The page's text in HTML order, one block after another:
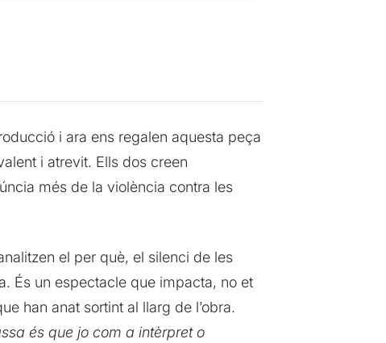
i ara ens regalen aquesta peça
i atrevit. Ells dos creen
més de la violència contra les
el per què, el silenci de les
És un espectacle que impacta, no et
han anat sortint al llarg de l’obra.
és que jo com a intèrpret o